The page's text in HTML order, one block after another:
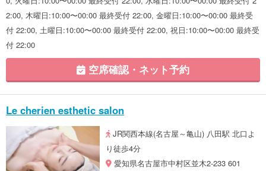
2:00, 木曜日:10:00〜00:00 最終受付 22:00, 金曜日:10:00〜00:00 最終受
付 22:00, 土曜日:10:00〜00:00 最終受付 22:00, 祝日:10:00〜00:00 最終受
付 22:00
空席確認・ネット予約
Le cherien esthetic salon
JR関西本線(名古屋～亀山) 八田駅 北口よ
り徒歩4分
愛知県名古屋市中村区並木2-233 601